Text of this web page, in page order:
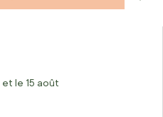
le 15 août